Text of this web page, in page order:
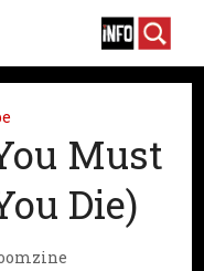
Must
Die)